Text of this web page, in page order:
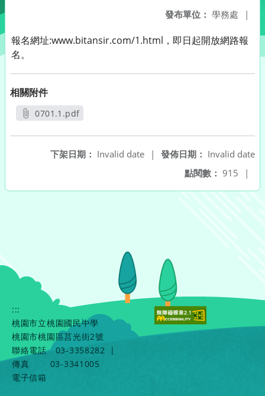
發布單位： 學務處 |
報名網址:www.bitansir.com/1.html，即日起開放網路報
名。
相關附件
0701.1.pdf
發佈日期： Invalid date
下架日期： Invalid date
|
點閱數： 915 |
:::
桃園市立桃園國民中學
桃園市桃園區莒光街2號
聯絡電話
03-3358282
|
傳真
03-3341005
電子信箱